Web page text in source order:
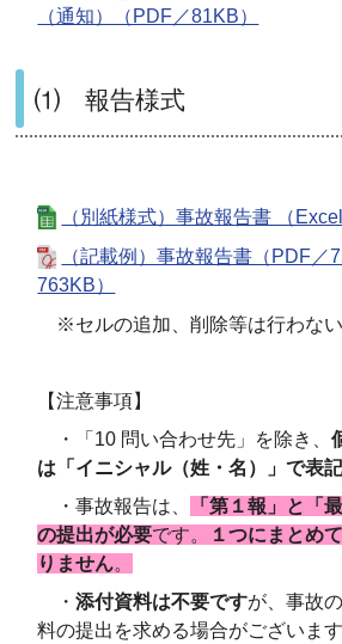
（通知）（PDF／81KB）
⑴ 報告様式
（別紙様式）事故報告書 （
（記載例）事故報告書（PDF／
763KB）
※セルの追加、削除等は行わな
【注意事項】
・「10 問い合わせ先」を除き、
は「イニシャル（姓・名）」で表
・事故報告は、
「第１報」と「
の提出が必要です。
１つにまとめ
りません。
・添付資料は不要ですが、事故
料の提出を求める場合がございます